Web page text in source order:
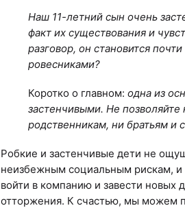
Наш 11-летний сын очень
факт их существования и
разговор, он становится
ровесниками?
Коротко о главном: одна из
застенчивыми. Не
родственникам, ни братьям
Робкие и застенчивые дети не
неизбежным социальным рискам, и
войти в компанию и завести новых
отторжения. К счастью, мы можем